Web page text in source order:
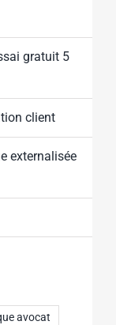
gratuit 5
client
externalisée
avocat